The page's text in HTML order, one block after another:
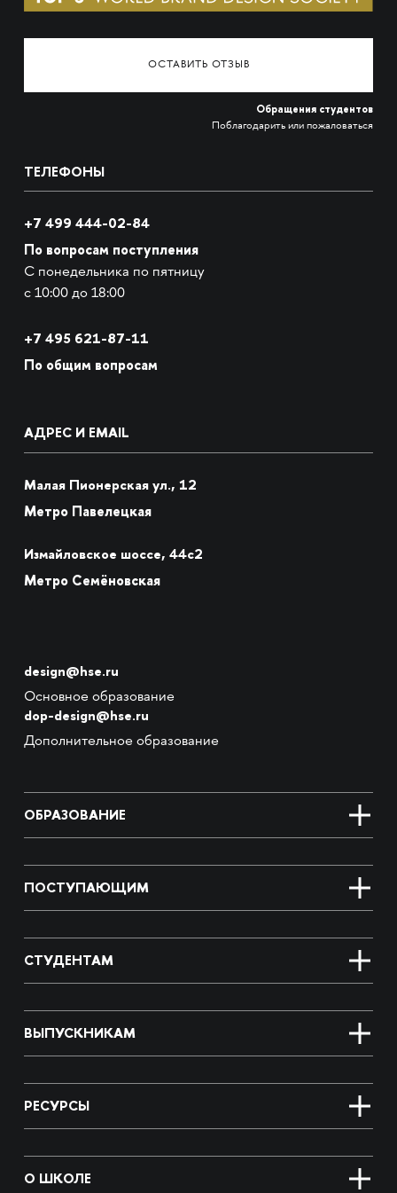
ОСТАВИТЬ ОТЗЫВ
Обращения студентов
Поблагодарить или пожаловаться
ТЕЛЕФОНЫ
+7 499 444-02-84
По вопросам поступления
С понедельника по пятницу
с 10:00 до 18:00
+7 495 621-87-11
По общим вопросам
АДРЕС И EMAIL
Малая Пионерская ул., 12
Метро Павелецкая
Измайловское шоссе, 44с2
Метро Семёновская
design@hse.ru
Основное образование
dop-design@hse.ru
Дополнительное образование
ОБРАЗОВАНИЕ
ПОСТУПАЮЩИМ
СТУДЕНТАМ
ВЫПУСКНИКАМ
РЕСУРСЫ
О ШКОЛЕ